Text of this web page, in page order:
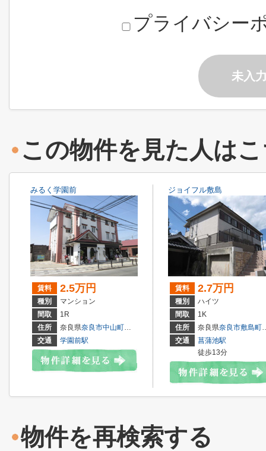
プライバシー
未入
この物件を見た人は
みるく学園前
賃料 2.5万円
種別
マンション
間取
1R
住所
奈良県奈良市中山町西
交通
学園前駅
ジョイフル敷島
賃料 2.7万円
種別
ハイツ
間取
1K
住所
奈良県奈良市敷島町
交通
菖蒲池駅
徒歩13分
物件を再検索する